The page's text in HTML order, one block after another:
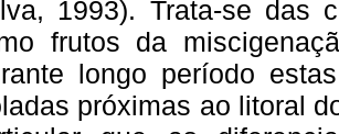
1993). Trata-se das
frutos da
longo período
próximas ao litoral